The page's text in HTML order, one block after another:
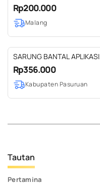
Rp200.000
Malang
SARUNG BANTAL APLIKASI
KAWUNG MODIFIKASI RAJUT
50 X 40 CM
Rp356.000
Kabupaten Pasuruan
Tautan
Pertamina